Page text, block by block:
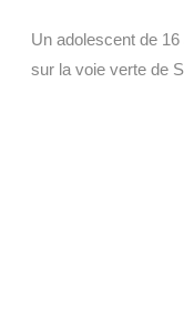
Un adolescent de
sur la voie verte de